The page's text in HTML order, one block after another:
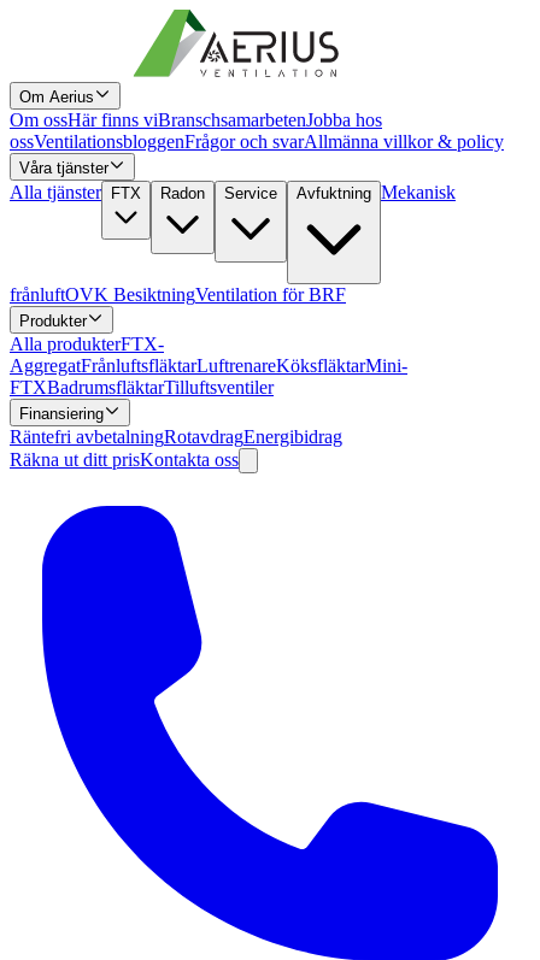
Om Aerius
Om ossHär finns viBranschsamarbetenJobba hos
ossVentilationsbloggenFrågor och svarAllmänna villkor & policy
Våra tjänster
Alla tjänster FTX Radon Service Avfuktning Mekanisk
frånluftOVK BesiktningVentilation för BRF
Produkter
Alla produkterFTX-
AggregatFrånluftsfläktarLuftrenareKöksfläktarMini-
FTXBadrumsfläktarTilluftsventiler
Finansiering
Räntefri avbetalningRotavdragEnergibidrag
Räkna ut ditt prisKontakta oss